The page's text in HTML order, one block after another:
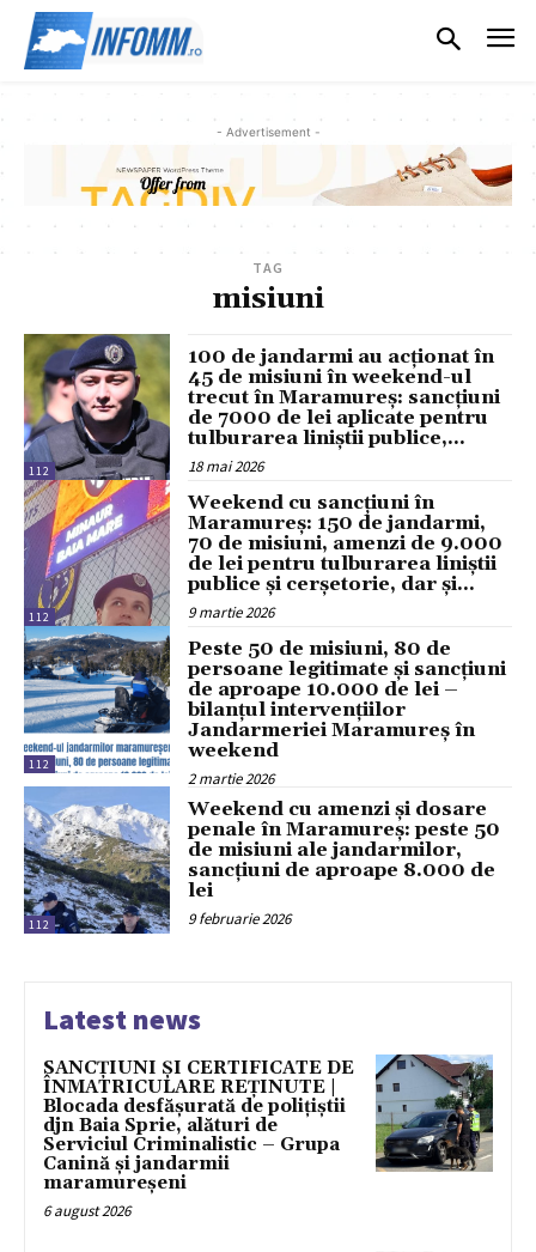
- Advertisement -
TAG
misiuni
112
100 de jandarmi au acționat în
45 de misiuni în weekend-ul
trecut în Maramureș: sancțiuni
de 7000 de lei aplicate pentru
tulburarea liniștii publice,...
18 mai 2026
112
Weekend cu sancțiuni în
Maramureș: 150 de jandarmi,
70 de misiuni, amenzi de 9.000
de lei pentru tulburarea liniștii
publice și cerșetorie, dar și...
9 martie 2026
112
Peste 50 de misiuni, 80 de
persoane legitimate și sancțiuni
de aproape 10.000 de lei –
bilanțul intervențiilor
Jandarmeriei Maramureș în
weekend
2 martie 2026
112
Weekend cu amenzi și dosare
penale în Maramureș: peste 50
de misiuni ale jandarmilor,
sancțiuni de aproape 8.000 de
lei
9 februarie 2026
Latest news
SANCȚIUNI ȘI CERTIFICATE DE
ÎNMATRICULARE REȚINUTE |
Blocada desfășurată de polițiștii
djn Baia Sprie, alături de
Serviciul Criminalistic – Grupa
Canină și jandarmii
maramureșeni
6 august 2026